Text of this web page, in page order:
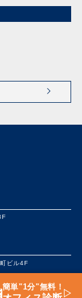
簡単"1分"無料！
ビル4F